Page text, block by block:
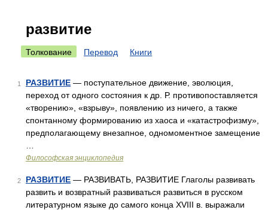
развитие
Толкование Перевод Книги
1 РАЗВИТИЕ — поступательное движение, эволюция,
переход от одного состояния к др. Р. противопоставляется
«творению», «взрыву», появлению из ничего, а также
спонтанному формированию из хаоса и «катастрофизму»,
предполагающему внезапное, одномоментное замещение
Философская энциклопедия
2 РАЗВИТИЕ — РАЗВИВАТЬ, РАЗВИТИЕ Глаголы развивать
развить и возвратный развиваться развиться в русском
литературном языке до самого конца XVIII в. выражали